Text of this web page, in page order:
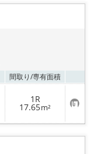
間取り/専有面積
1R
17.65m² お
気
に
り